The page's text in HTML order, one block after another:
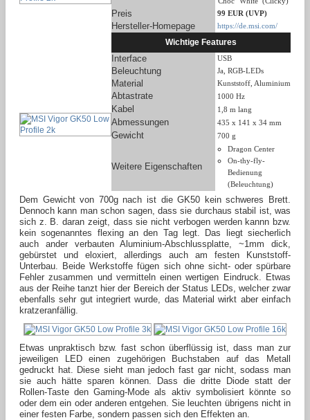
Preis 99 EUR (UVP)
Hersteller-Homepage https://de.msi.com/
Wichtige Features
Interface USB
Beleuchtung Ja, RGB-LEDs
Material Kunststoff, Aluminium
Abtastrate 1000 Hz
Kabel 1,8 m lang
Abmessungen 435 x 141 x 34 mm
Gewicht 700 g
Weitere Eigenschaften
Dragon Center
On-thy-fly-
Bedienung
(Beleuchtung)
Dem Gewicht von 700g nach ist die GK50 kein schweres Brett.
Dennoch kann man schon sagen, dass sie durchaus stabil ist, was
sich z. B. daran zeigt, dass sie nicht verbogen werden kannn bzw.
kein sogenanntes flexing an den Tag legt. Das liegt siecherlich
auch ander verbauten Aluminium-Abschlussplatte, ~1mm dick,
gebürstet und eloxiert, allerdings auch am festen Kunststoff-
Unterbau. Beide Werkstoffe fügen sich ohne sicht- oder spürbare
Fehler zusammen und vermitteln einen wertigen Eindruck. Etwas
aus der Reihe tanzt hier der Bereich der Status LEDs, welcher zwar
ebenfalls sehr gut integriert wurde, das Material wirkt aber einfach
kratzeranfällig.
Etwas unpraktisch bzw. fast schon überflüssig ist, dass man zur
jeweiligen LED einen zugehörigen Buchstaben auf das Metall
gedruckt hat. Diese sieht man jedoch fast gar nicht, sodass man
sie auch hätte sparen können. Dass die dritte Diode statt der
Rollen-Taste den Gaming-Mode als aktiv symbolisiert könnte so
oder dem ein oder anderen entgehen. Sie leuchten übrigens nicht in
einer festen Farbe, sondern passen sich den Effekten an.